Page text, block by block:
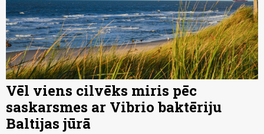
Vēl viens cilvēks miris pēc
saskarsmes ar Vibrio baktēriju
Baltijas jūrā